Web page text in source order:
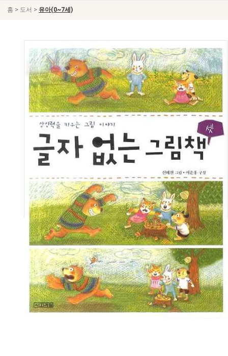
홈 > 도서 > 유아(0~7세)